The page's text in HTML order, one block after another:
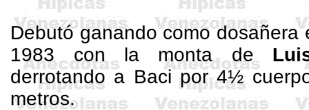
Debutó ganando comodosañera
1983 con la monta de
derrotando a Bacipor 4½
metros.